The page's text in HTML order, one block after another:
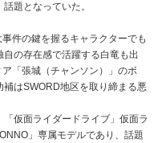
題となっていた。
件の鍵を握るキャラクターでも
の存在感で活躍する白竜も出
「張城（チャンソン）」のボ
はSWORD地区を取り締まる悪
仮面ライダードライブ」仮面ラ
」専属モデルであり、話題